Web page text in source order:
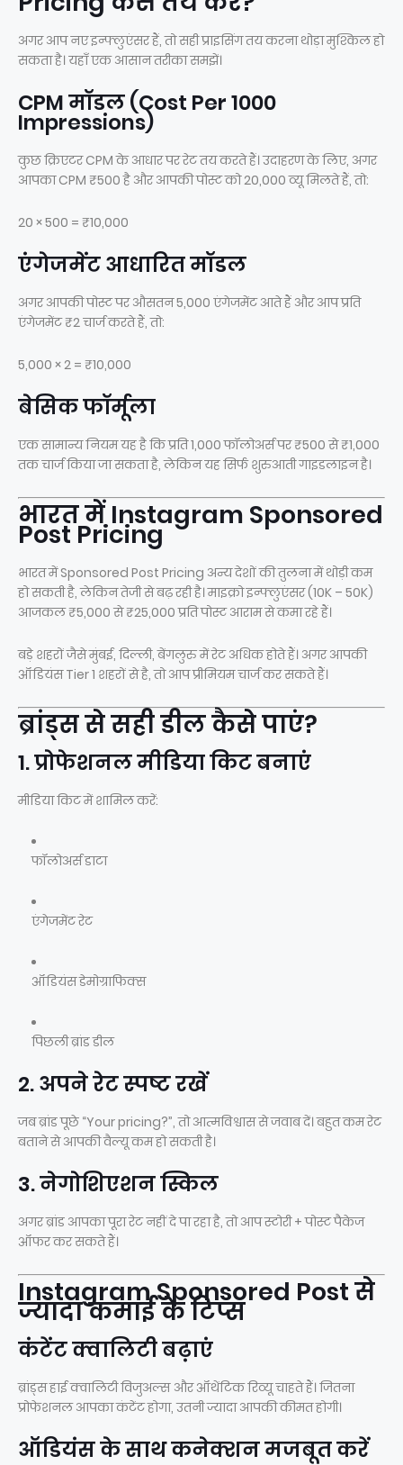
अगर आप नए इन्फ्लुएंसर हैं, तो सही प्राइसिंग तय करना थोड़ा मुश्किल हो
सकता है। यहाँ एक आसान तरीका समझें।
CPM मॉडल (Cost Per 1000
Impressions)
कुछ क्रिएटर CPM के आधार पर रेट तय करते हैं। उदाहरण के लिए, अगर
आपका CPM ₹500 है और आपकी पोस्ट को 20,000 व्यू मिलते हैं, तो:
20 × 500 = ₹10,000
एंगेजमेंट आधारित मॉडल
अगर आपकी पोस्ट पर औसतन 5,000 एंगेजमेंट आते हैं और आप प्रति
एंगेजमेंट ₹2 चार्ज करते हैं, तो:
5,000 × 2 = ₹10,000
बेसिक फॉर्मूला
एक सामान्य नियम यह है कि प्रति 1,000 फॉलोअर्स पर ₹500 से ₹1,000
तक चार्ज किया जा सकता है, लेकिन यह सिर्फ शुरुआती गाइडलाइन है।
भारत में Instagram Sponsored
Post Pricing
भारत में Sponsored Post Pricing अन्य देशों की तुलना में थोड़ी कम
हो सकती है, लेकिन तेजी से बढ़ रही है। माइक्रो इन्फ्लुएंसर (10K – 50K)
आजकल ₹5,000 से ₹25,000 प्रति पोस्ट आराम से कमा रहे हैं।
बड़े शहरों जैसे मुंबई, दिल्ली, बेंगलुरु में रेट अधिक होते हैं। अगर आपकी
ऑडियंस Tier 1 शहरों से है, तो आप प्रीमियम चार्ज कर सकते हैं।
ब्रांड्स से सही डील कैसे पाएं?
1. प्रोफेशनल मीडिया किट बनाएं
मीडिया किट में शामिल करें:
फॉलोअर्स डाटा
एंगेजमेंट रेट
ऑडियंस डेमोग्राफिक्स
पिछली ब्रांड डील
2. अपने रेट स्पष्ट रखें
जब ब्रांड पूछे “Your pricing?”, तो आत्मविश्वास से जवाब दें। बहुत कम रेट
बताने से आपकी वैल्यू कम हो सकती है।
3. नेगोशिएशन स्किल
अगर ब्रांड आपका पूरा रेट नहीं दे पा रहा है, तो आप स्टोरी + पोस्ट पैकेज
ऑफर कर सकते हैं।
Instagram Sponsored Post से
ज्यादा कमाई के टिप्स
कंटेंट क्वालिटी बढ़ाएं
ब्रांड्स हाई क्वालिटी विजुअल्स और ऑथेंटिक रिव्यू चाहते हैं। जितना
प्रोफेशनल आपका कंटेंट होगा, उतनी ज्यादा आपकी कीमत होगी।
ऑडियंस के साथ कनेक्शन मजबूत करें